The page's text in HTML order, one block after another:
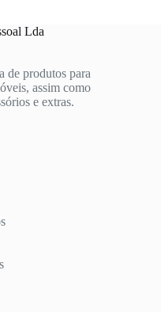
Lda
de produtos para
assim como
e extras.